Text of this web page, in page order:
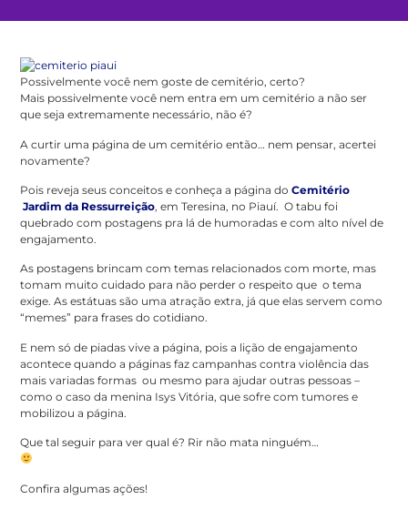
Possivelmente você nem goste de cemitério, certo?
Mais possivelmente você nem entra em um cemitério a não ser
que seja extremamente necessário, não é?
A curtir uma página de um cemitério então… nem pensar, acertei
novamente?
Pois reveja seus conceitos e conheça a página doCemitério
Jardim da Ressurreição, em Teresina, no Piauí. O tabu foi
quebrado com postagens pra lá de humoradas e com alto nível de
engajamento.
As postagens brincam com temas relacionados com morte, mas
tomam muito cuidado para não perder o respeito que o tema
exige. As estátuas são uma atração extra, já que elas servem como
“memes” para frases do cotidiano.
E nem só de piadas vive a página, pois a lição de engajamento
acontece quando a páginas faz campanhas contra violência das
mais variadas formas ou mesmo para ajudar outras pessoas –
como o caso da menina Isys Vitória, que sofre com tumores e
mobilizou a página.
Que tal seguir para ver qual é? Rir não mata ninguém…
Confira algumas ações!